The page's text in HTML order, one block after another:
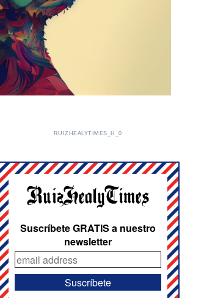
RUIZHEALYTIMES_H_0
Suscríbete GRATIS a nuestro
newsletter